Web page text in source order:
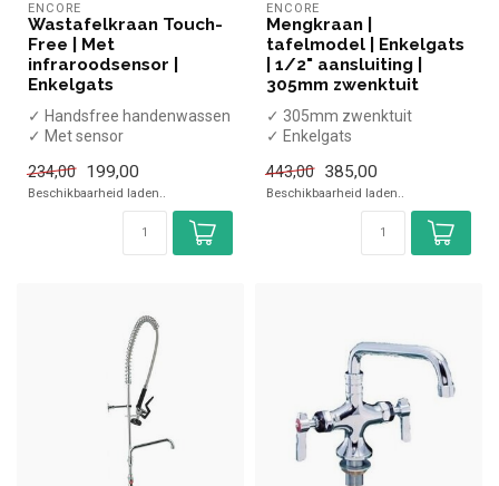
ENCORE
Wastafelkraan Touch-
Free | Met
infraroodsensor |
Enkelgats
✓ Handsfree handenwassen
✓ Met sensor
✓ 1/2" aansluiting
✓ Inclu...
234,00 199,00
Beschikbaarheid laden..
ENCORE
Mengkraan |
tafelmodel | Enkelgats
| 1/2" aansluiting |
305mm zwenktuit
✓ 305mm zwenktuit
✓ Enkelgats
✓ 1/2" aansluiting
443,00 385,00
Beschikbaarheid laden..